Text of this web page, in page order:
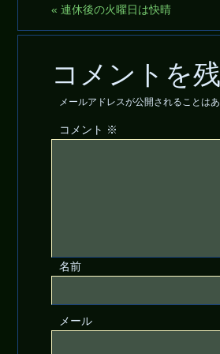
« 連休後の火曜日は快晴
コメントを
メールアドレスが公開されることはあ
コメント ※
名前
メール